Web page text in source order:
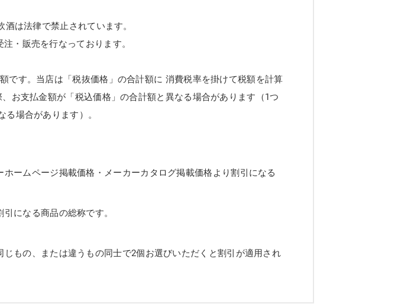
は法律で禁止されています。
・販売を行なっております。
です。当店は「税抜価格」の合計額に 消費税率を掛けて税額を計算
お支払金額が「税込価格」の合計額と異なる場合があります（1つ
場合があります）。
ームページ掲載価格・メーカーカタログ掲載価格より割引になる
になる商品の総称です。
じもの、または違うもの同士で2個お選びいただくと割引が適用され